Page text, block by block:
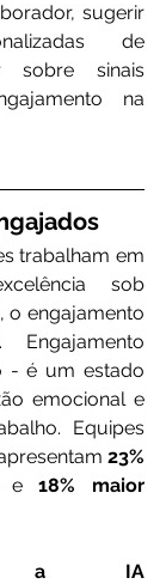
sugerir
de
sobre sinais
na
trabalham em
sob
o engajamento
Engajamento
- é um estado
emocional e
Equipes
23%
18% maior
a IA